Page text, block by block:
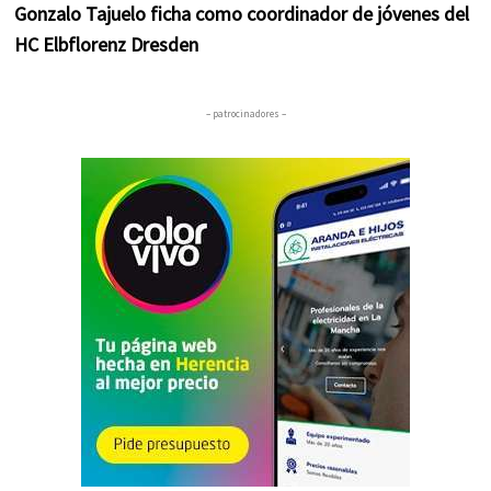
Gonzalo Tajuelo ficha como coordinador de jóvenes del
HC Elbflorenz Dresden
– patrocinadores –